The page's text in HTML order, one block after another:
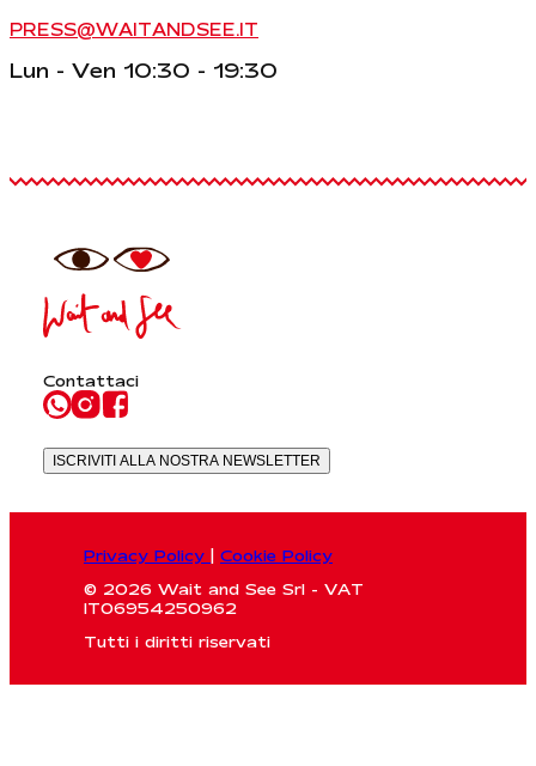
PRESS@WAITANDSEE.IT
Lun - Ven 10:30 - 19:30
Contattaci
ISCRIVITI ALLA NOSTRA NEWSLETTER
Privacy Policy
Cookie Policy
© 2026 Wait and See Srl - VAT
IT06954250962
Tutti i diritti riservati